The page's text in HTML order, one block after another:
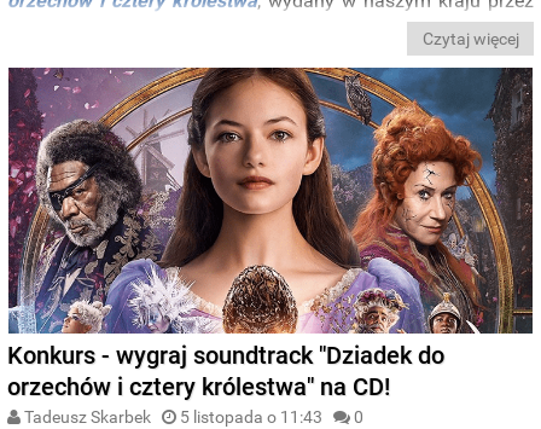
Czytaj więcej
Konkurs - wygraj soundtrack "Dziadek do
orzechów i cztery królestwa" na CD!
Tadeusz Skarbek 5 listopada o 11:43 0